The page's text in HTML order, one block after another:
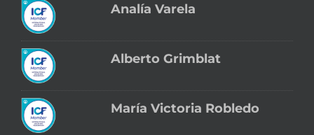
Analía Varela
Alberto Grimblat
María Victoria Robledo